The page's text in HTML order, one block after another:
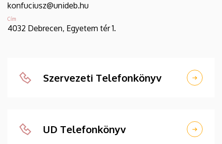
konfuciusz@unideb.hu
Cím
4032 Debrecen, Egyetem tér 1.
Szervezeti Telefonkönyv
UD Telefonkönyv